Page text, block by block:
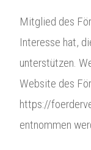
Mitglied des
Interesse hat,
unterstützen.
Website des
https://
entnommen